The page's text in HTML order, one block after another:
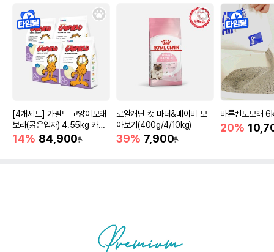
[4개세트] 가필드 고양이모래
보라(굵은입자) 4.55kg 카사
바모래
14% 84,900원
로얄캐닌 캣 마더&베이비 모
아보기(400g/4/10kg)
39% 7,900원
바른벤토모래
20%